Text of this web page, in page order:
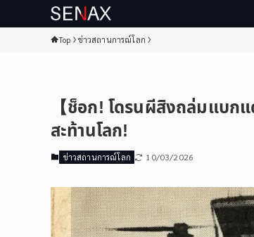
Top ข่าวสถานการณ์โลก
【ช็อก! โดรนผีสิงถล่มแบก
สะท้านโลก!
ข่าวสถานการณ์โลก 10/03/2026